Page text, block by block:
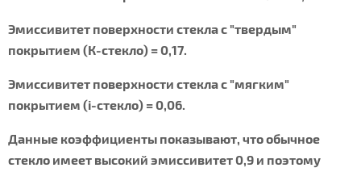
Эмиссивитет поверхности стекла с "твердым"
покрытием (К-стекло) = 0,17.
Эмиссивитет поверхности стекла с "мягким"
покрытием (i-стекло) = 0,06.
Данные коэффициенты показывают, что обычное
стекло имеет высокий эмиссивитет 0,9 и поэтому